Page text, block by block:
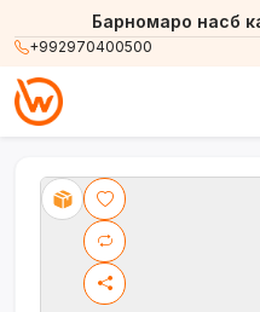
+992970400500
Барномаро насб